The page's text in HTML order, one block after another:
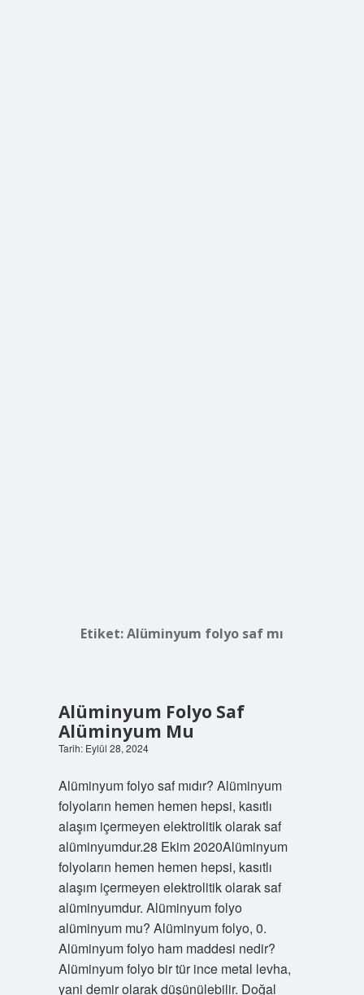
Etiket:Alüminyum folyo saf mı
Alüminyum Folyo Saf
Alüminyum Mu
Tarih: Eylül 28, 2024
Alüminyum folyo saf mıdır? Alüminyum
folyoların hemen hemen hepsi, kasıtlı
alaşım içermeyen elektrolitik olarak saf
alüminyumdur.28 Ekim 2020Alüminyum
folyoların hemen hemen hepsi, kasıtlı
alaşım içermeyen elektrolitik olarak saf
alüminyumdur. Alüminyum folyo
alüminyum mu? Alüminyum folyo, 0.
Alüminyum folyo ham maddesi nedir?
Alüminyum folyo bir tür ince metal levha,
yani demir olarak düşünülebilir. Doğal